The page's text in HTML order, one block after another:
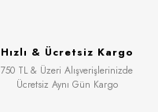
Hızlı & Ücretsiz Kargo
750 TL & Üzeri Alışverişlerinizde
Ücretsiz Aynı Gün Kargo